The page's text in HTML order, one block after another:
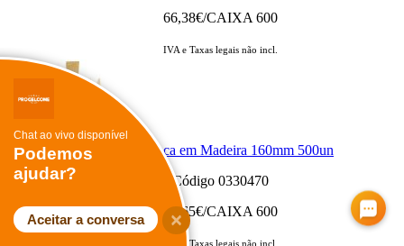
66,38€/CAIXA 600
IVA e Taxas legais não incl.
Conjunto Garfo + Faca em Madeira 160mm 500un
Código 0330470
49,65€/CAIXA 600
IVA e Taxas legais não incl.
Chat ao vivo disponível
Podemos
ajudar?
Aceitar a conversa